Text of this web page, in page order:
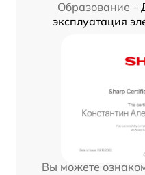
Образование –
эксплуатация
Вы можете